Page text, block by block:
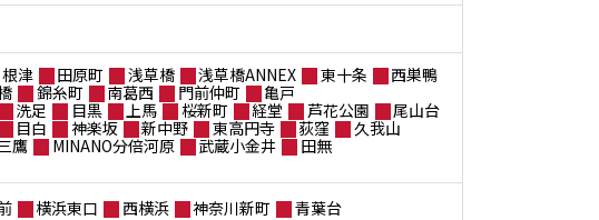
根津 田原町 浅草橋 浅草橋ANNEX 東十条
西巣鴨
錦糸町 南葛西 門前仲町
亀戸
洗足 目黒 上馬 桜新町 経堂 芦花公園
尾山台
目白 神楽坂 新中野 東高円寺 荻窪
久我山
鷹 MINANO分倍河原 武蔵小金井
田無
横浜東口 西横浜 神奈川新町 青葉台